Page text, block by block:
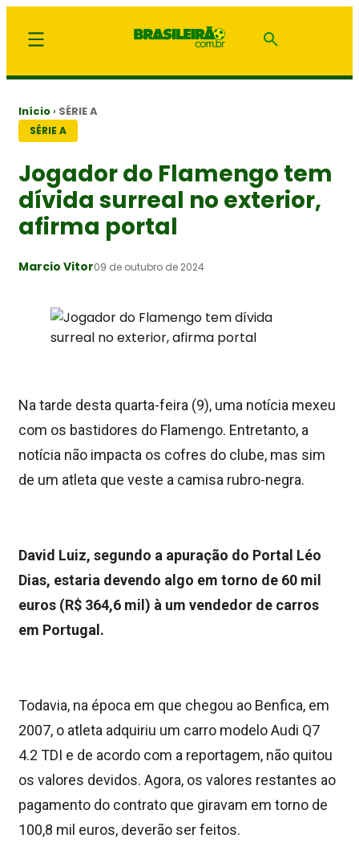
Início › SÉRIE A
SÉRIE A
Jogador do Flamengo tem
dívida surreal no exterior,
afirma portal
Marcio Vitor09 de outubro de 2024
Na tarde desta quarta-feira (9), uma notícia mexeu
com os bastidores do Flamengo. Entretanto, a
notícia não impacta os cofres do clube, mas sim
de um atleta que veste a camisa rubro-negra.
David Luiz, segundo a apuração do Portal Léo
Dias, estaria devendo algo em torno de 60 mil
euros (R$ 364,6 mil) à um vendedor de carros
em Portugal.
Todavia, na época em que chegou ao Benfica, em
2007, o atleta adquiriu um carro modelo Audi Q7
4.2 TDI e de acordo com a reportagem, não quitou
os valores devidos. Agora, os valores restantes ao
pagamento do contrato que giravam em torno de
100,8 mil euros, deverão ser feitos.